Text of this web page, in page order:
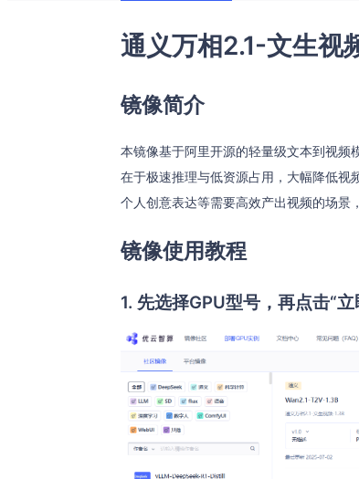
通义万相2.1-文生视
镜像简介
本镜像基于阿里开源的轻量级文本到视频
在于极速推理与低资源占用，大幅降低视
个人创意表达等需要高效产出视频的场景
镜像使用教程
1. 先选择GPU型号，再点击“立